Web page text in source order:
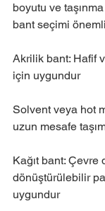
boyutu ve
bant seçimi
Akrilik bant: Hafif
için uygundur
Solvent veya hot
uzun mesafe
Kağıt bant: Çevre
dönüştürülebilir
uygundur